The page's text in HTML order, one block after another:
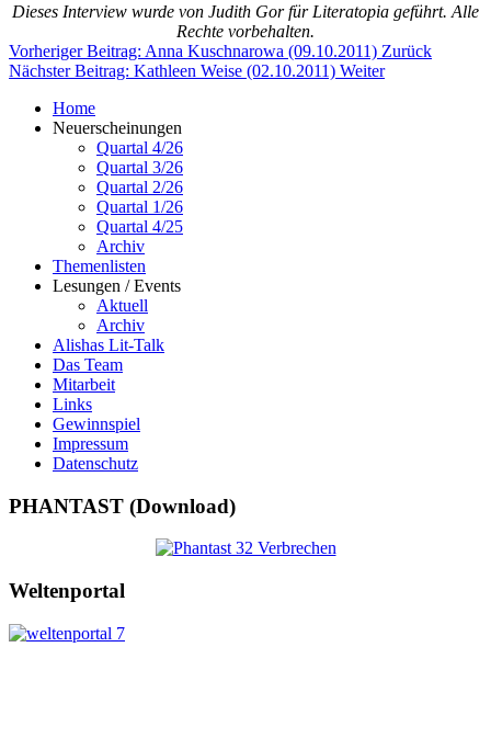
Dieses Interview wurde von Judith Gor für Literatopia geführt. Alle
Rechte vorbehalten.
Vorheriger Beitrag: Anna Kuschnarowa (09.10.2011) Zurück
Nächster Beitrag: Kathleen Weise (02.10.2011) Weiter
Home
Neuerscheinungen
Quartal 4/26
Quartal 3/26
Quartal 2/26
Quartal 1/26
Quartal 4/25
Archiv
Themenlisten
Lesungen / Events
Aktuell
Archiv
Alishas Lit-Talk
Das Team
Mitarbeit
Links
Gewinnspiel
Impressum
Datenschutz
PHANTAST (Download)
Weltenportal